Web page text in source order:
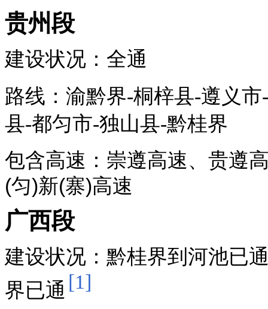
贵州段
建设状况：全通
路线：渝黔界-桐梓县-遵义市-
县-都匀市-独山县-黔桂界
包含高速：崇遵高速、贵遵
(匀)新(寨)高速
广西段
建设状况：黔桂界到 河池已
界已通 [1]